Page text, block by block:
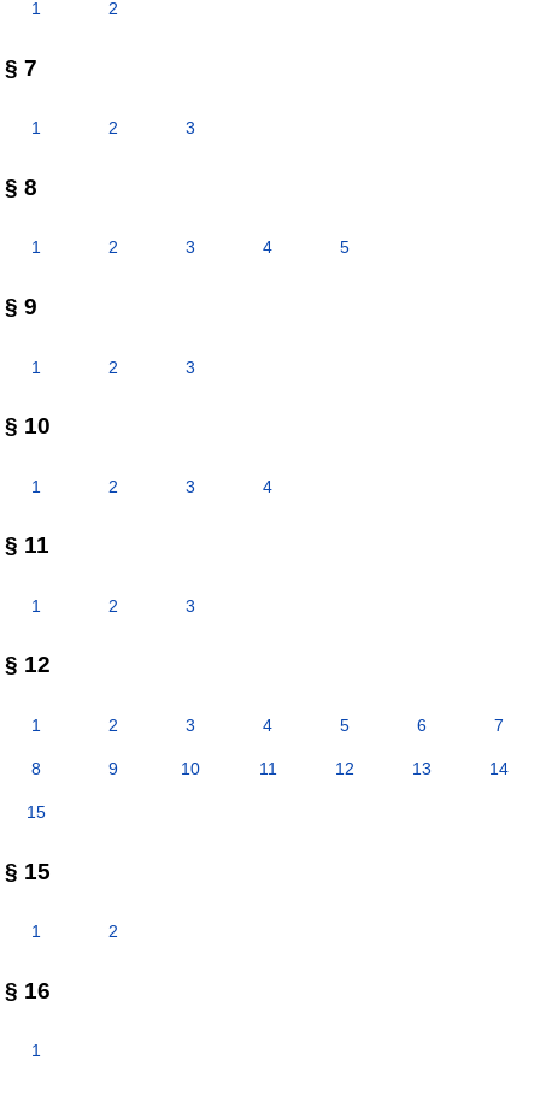
1 2
§ 7
1 2 3
§ 8
1 2 3 4 5
§ 9
1 2 3
§ 10
1 2 3 4
§ 11
1 2 3
§ 12
1 2 3 4 5 6 7
8 9 10 11 12 13 14
15
§ 15
1 2
§ 16
1